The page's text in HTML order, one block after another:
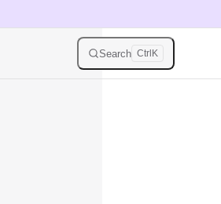
Search Ctrl K